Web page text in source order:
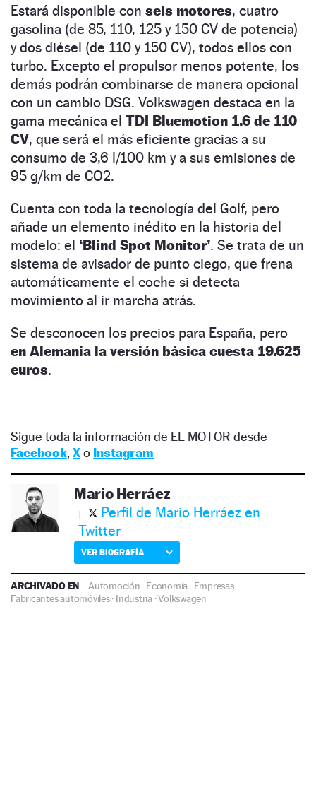
Estará disponible con seis motores, cuatro
gasolina (de 85, 110, 125 y 150 CV de potencia)
y dos diésel (de 110 y 150 CV), todos ellos con
turbo. Excepto el propulsor menos potente, los
demás podrán combinarse de manera opcional
con un cambio DSG. Volkswagen destaca en la
gama mecánica el TDI Bluemotion 1.6 de 110
CV, que será el más eficiente gracias a su
consumo de 3,6 l/100 km y a sus emisiones de
95 g/km de CO2.
Cuenta con toda la tecnología del Golf, pero
añade un elemento inédito en la historia del
modelo: el ‘Blind Spot Monitor’. Se trata de un
sistema de avisador de punto ciego, que frena
automáticamente el coche si detecta
movimiento al ir marcha atrás.
Se desconocen los precios para España, pero
en Alemania la versión básica cuesta 19.625
euros.
Sigue toda la información de EL MOTOR desde
Facebook, Xo Instagram
Mario Herráez
Perfil de Mario Herráez en
Twitter
VER BIOGRAFÍA
ARCHIVADO EN Automoción · Economía · Empresas·
Fabricantes automóviles· Industria·Volkswagen